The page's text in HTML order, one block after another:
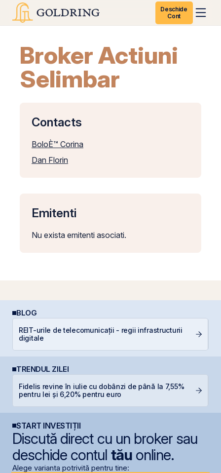
Deschide
Cont
Broker Actiuni
Selimbar
Contacts
BoloÈ™ Corina
Dan Florin
Emitenti
Nu exista emitenti asociati.
BLOG
REIT-urile de telecomunicații - regii infrastructurii
digitale
TRENDUL ZILEI
Fidelis revine în iulie cu dobânzi de până la 7,55%
pentru lei și 6,20% pentru euro
START INVESTIȚII
Discută direct cu un broker sau
deschide contul tăuonline.
Alege varianta potrivită pentru tine: